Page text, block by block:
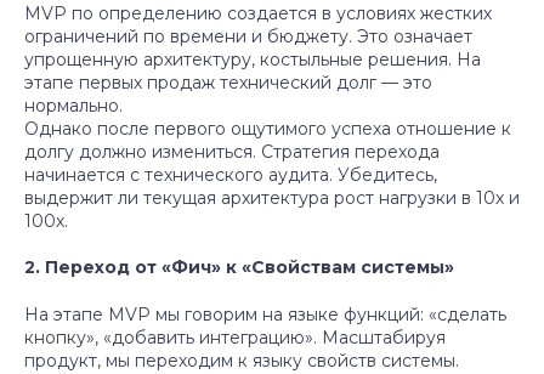
MVP по определению создается в условиях жестких
ограничений по времени и бюджету. Это означает
упрощенную архитектуру, костыльные решения. На
этапе первых продаж технический долг — это
нормально.
Однако после первого ощутимого успеха отношение к
долгу должно измениться. Стратегия перехода
начинается с технического аудита. Убедитесь,
выдержит ли текущая архитектура рост нагрузки в 10х и
100х.
2. Переход от «Фич» к «Свойствам системы»
На этапе MVP мы говорим на языке функций: «сделать
кнопку», «добавить интеграцию». Масштабируя
продукт, мы переходим к языку свойств системы.